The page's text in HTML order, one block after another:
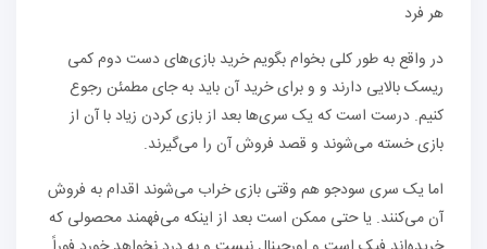
هر فرد
در واقع به طور کلی بخوام بگویم خرید بازی‌های دست دوم کمی
ریسک بالایی دارند و و برای خرید آن باید به جای مطمئن رجوع
کنیم. درست است که یک سری‌ها بعد از بازی کردن زیاد با آن از
بازی خسته می‌شوند و قصد فروش آن را می‌گیرند.
اما یک سری سودجو هم وقتی بازی خراب می‌شوند اقدام به فروش
آن می‌کنند. یا حتی ممکن است بعد از اینکه می‌فهمند محصولی که